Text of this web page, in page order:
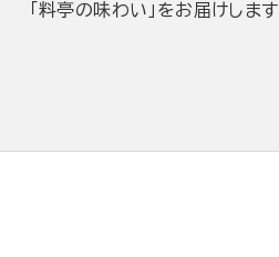
「料亭の味わい」をお届けします